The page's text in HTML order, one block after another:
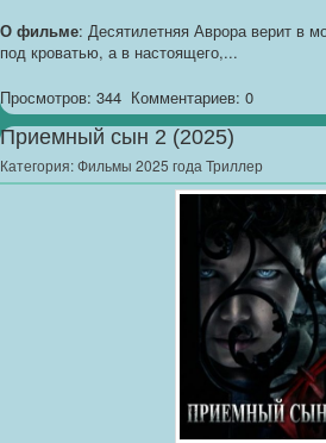
О фильме: Десятилетняя Аврора верит в
под кроватью, а в настоящего,...
Просмотров: 344 Комментариев: 0
Приемный сын 2 (2025)
Категория:Фильмы 2025 года Триллер